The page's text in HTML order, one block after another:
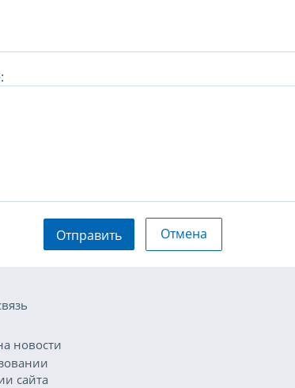
Отправить Отмена
новости
сайта